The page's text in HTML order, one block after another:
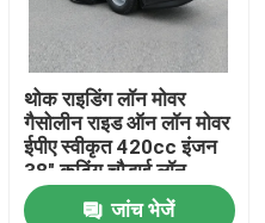
थोक राइडिंग लॉन मोवर
गैसोलीन राइड ऑन लॉन मोवर
ईपीए स्वीकृत 420cc इंजन
38" कटिंग चौड़ाई लॉन
ट्रैक्टर ओईएम समर्थन
जांच भेजें